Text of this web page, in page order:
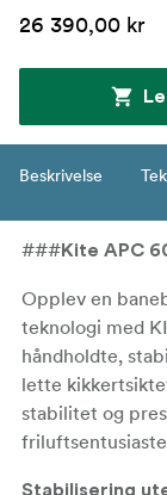
26 390,00 kr
Beskrivelse
###Kite APC
Opplev en
teknologi med
håndholdte,
lette
stabilitet og
Stabilisering